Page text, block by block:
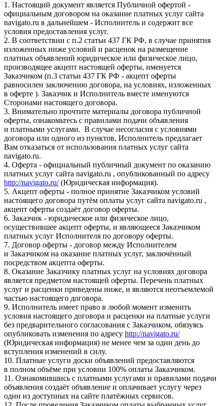
1. Настоящий документ является Публичной офертой -
официальным договором на оказание платных услуг сайта
navigato.ru в дальнейшем - Исполнитель и содержит все
условия предоставления услуг.
2. В соответствии с п.2 статьи 437 ГК РФ, в случае принятия
изложенных ниже условий и расценок на размещение
платных объявлений юридическое или физическое лицо,
производящее акцепт настоящей оферты, именуется
Заказчиком (п.3 статьи 437 ГК РФ - акцепт оферты
равносилен заключению договора, на условиях, изложенных
в оферте ). Заказчик и Исполнитель вместе именуются
Сторонами настоящего договора.
3. Внимательно прочтите материалы договора публичной
оферты, ознакомьтесь с правилами подачи объявления
и платными услугами. В случае несогласия с условиями
договора или одного из пунктов, Исполнитель предлагает
Вам отказаться от использования платных услуг сайта
navigato.ru.
4. Оферта - официальный публичный документ по оказанию
платных услуг сайта navigato.ru , опубликованный по адресу
http://navigato.ru/(Юридическая информация).
5. Акцепт оферты - полное принятие Заказчиком условий
настоящего договора путём оплаты услуг сайта navigato.ru ,
акцепт оферты создаёт договор оферты.
6. Заказчик - юридическое или физическое лицо,
осуществившее акцепт оферты, и являющееся Заказчиком
платных услуг Исполнителя по договору оферты.
7. Договор оферты - договор между Исполнителем
и Заказчиком на оказание платных услуг, заключённый
посредством акцепта оферты.
8. Оказание Заказчику платных услуг на условиях договора
является предметом настоящей оферты. Перечень платных
услуг и расценки приведены ниже, и являются неотъемлемой
частью настоящего договора.
9. Исполнитель имеет право в любой момент изменить
условия настоящего договора и расценки на платные услуги
без предварительного согласования с Заказчиком, обязуясь
опубликовать изменения по адресу http://navigato.ru/
(Юридическая информация) не менее чем за один день до
вступления изменений в силу.
10. Платные услуги доски объявлений предоставляются
в полном объёме при условии 100% оплаты Заказчиком.
11. Ознакомившись с платными услугами и правилами подачи
объявления создаёт объявление и оплачивает услугу через
один из доступных на сайте платёжных сервисов.